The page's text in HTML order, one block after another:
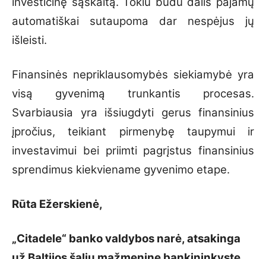
automatiškai sutaupoma dar nespėjus jų
išleisti.
Finansinės nepriklausomybės siekiamybė yra
visą gyvenimą trunkantis procesas.
Svarbiausia yra išsiugdyti gerus finansinius
įpročius, teikiant pirmenybę taupymui ir
investavimui bei priimti pagrįstus finansinius
sprendimus kiekviename gyvenimo etape.
Rūta Ežerskienė,
„Citadele“ banko valdybos narė, atsakinga